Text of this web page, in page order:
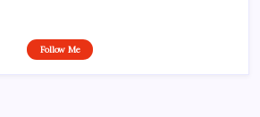
Follow Me